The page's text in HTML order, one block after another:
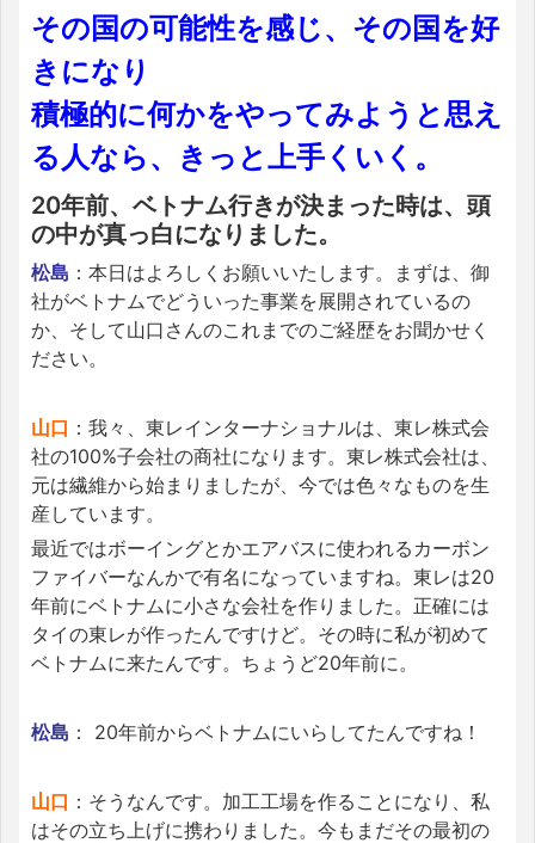
その国の可能性を感じ、その国を好
きになり
積極的に何かをやってみようと思え
る人なら、きっと上手くいく。
20年前、ベトナム行きが決まった時は、頭
の中が真っ白になりました。
松島 ：本日はよろしくお願いいたします。まずは、御
社がベトナムでどういった事業を展開されているの
か、そして山口さんのこれまでのご経歴をお聞かせく
ださい。
山口 ：我々、東レインターナショナルは、東レ株式会
社の100%子会社の商社になります。東レ株式会社は、
元は繊維から始まりましたが、今では色々なものを生
産しています。
最近ではボーイングとかエアバスに使われるカーボン
ファイバーなんかで有名になっていますね。東レは20
年前にベトナムに小さな会社を作りました。正確には
タイの東レが作ったんですけど。その時に私が初めて
ベトナムに来たんです。ちょうど20年前に。
松島 ： 20年前からベトナムにいらしてたんですね！
山口 ：そうなんです。加工工場を作ることになり、私
はその立ち上げに携わりました。今もまだその最初の